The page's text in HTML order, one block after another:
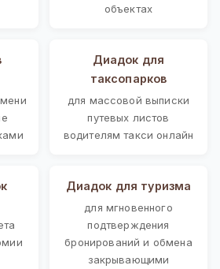
объектах
Диадок для
таксопарков
для массовой выписки
путевых листов
водителям такси онлайн
Диадок для туризма
для мгновенного
подтверждения
бронирований и обмена
закрывающими